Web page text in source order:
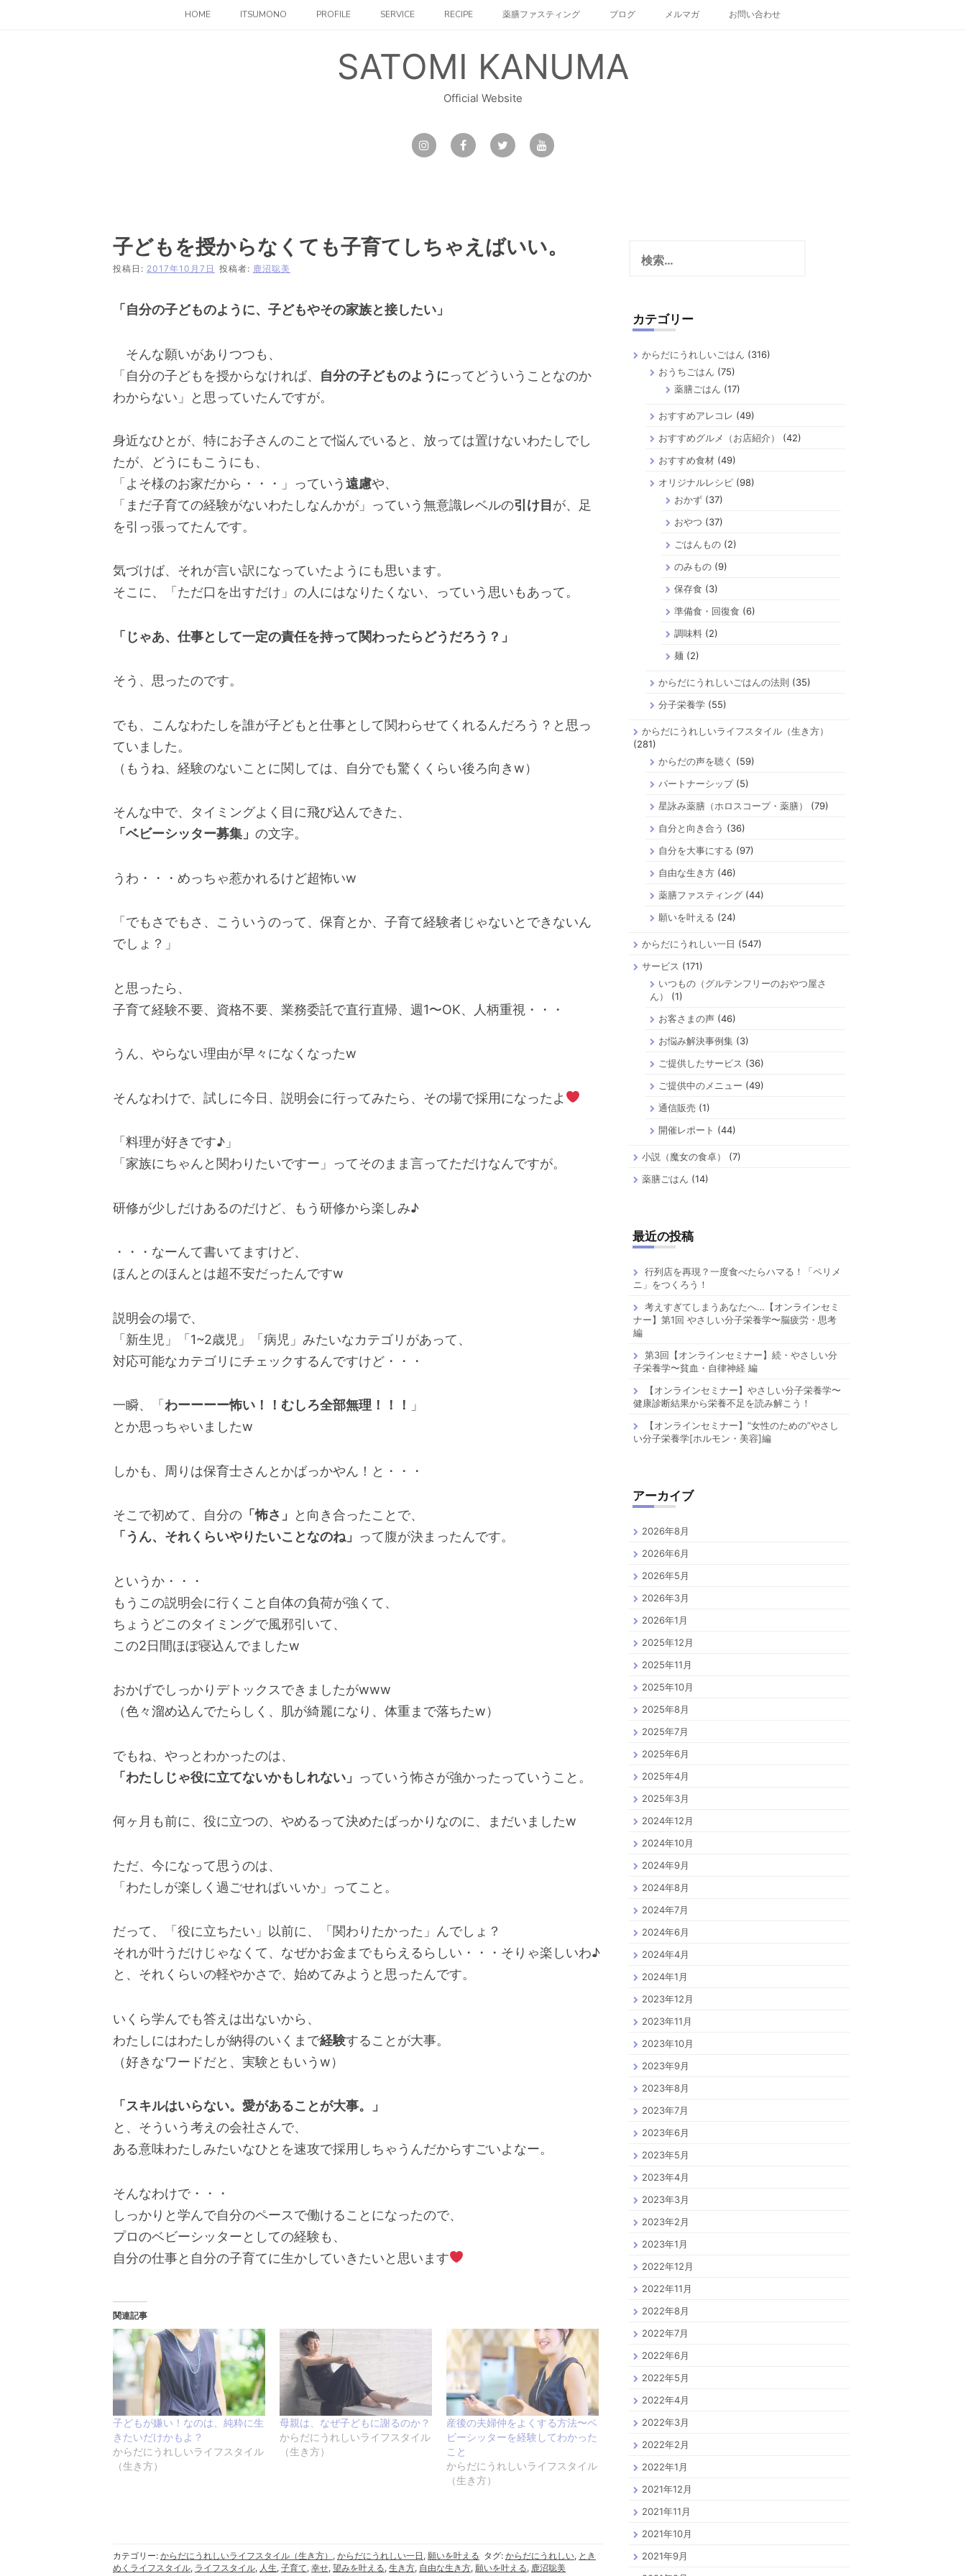
HOME ITSUMONO PROFILE SERVICE RECIPE 薬膳ファスティング ブログ メルマガ お問い合わせ
SATOMI KANUMA
Official Website
子どもを授からなくても子育てしちゃえばいい。
投稿日: 2017年10月7日 投稿者: 鹿沼聡美
「自分の子どものように、子どもやその家族と接したい」
そんな願いがありつつも、
「自分の子どもを授からなければ、 自分の子どものようにってどういうことなのか
わからない」と思っていたんですが。
身近なひとが、特にお子さんのことで悩んでいると、放っては置けないわたしでし
たが、どうにもこうにも、
「よそ様のお家だから・・・」っていう遠慮や、
「まだ子育ての経験がないわたしなんかが」っていう無意識レベルの引け目が、足
を引っ張ってたんです。
気づけば、それが言い訳になっていたようにも思います。
そこに、「ただ口を出すだけ」の人にはなりたくない、っていう思いもあって。
「じゃあ、仕事として一定の責任を持って関わったらどうだろう？」
そう、思ったのです。
でも、こんなわたしを誰が子どもと仕事として関わらせてくれるんだろう？と思っ
ていました。
（もうね、経験のないことに関しては、自分でも驚くくらい後ろ向きw）
そんな中で、タイミングよく目に飛び込んできた、
「ベビーシッター募集」 の文字。
うわ・・・めっちゃ惹かれるけど超怖いw
「でもさでもさ、こういうのって、保育とか、子育て経験者じゃないとできないん
でしょ？」
と思ったら、
子育て経験不要、資格不要、業務委託で直行直帰、週1〜OK、人柄重視・・・
うん、やらない理由が早々になくなったw
そんなわけで、試しに今日、説明会に行ってみたら、その場で採用になったよ
「料理が好きです♪」
「家族にちゃんと関わりたいですー」ってそのまま言ってただけなんですが。
研修が少しだけあるのだけど、もう研修から楽しみ♪
・・・なーんて書いてますけど、
ほんとのほんとは超不安だったんですw
説明会の場で、
「新生児」「1~2歳児」「病児」みたいなカテゴリがあって、
対応可能なカテゴリにチェックするんですけど・・・
一瞬、「 わーーーー怖い！！むしろ全部無理！！！
」
とか思っちゃいましたw
しかも、周りは保育士さんとかばっかやん！と・・・
そこで初めて、自分の 「怖さ」
と向き合ったことで、
「うん、それくらいやりたいことなのね」 って腹が決まったんです。
というか・・・
もうこの説明会に行くこと自体の負荷が強くて、
ちょうどこのタイミングで風邪引いて、
この2日間ほぼ寝込んでましたw
おかげでしっかりデトックスできましたがwww
（色々溜め込んでたらしく、肌が綺麗になり、体重まで落ちたw）
でもね、やっとわかったのは、
「わたしじゃ役に立てないかもしれない」 っていう怖さが強かったっていうこと。
何ヶ月も前に、役に立つの、やめるって決めたばっかりなのに、まだいましたw
ただ、今になって思うのは、
「わたしが楽しく過ごせればいいか」ってこと。
だって、「役に立ちたい」以前に、「関わりたかった」んでしょ？
それが叶うだけじゃなくて、なぜかお金までもらえるらしい・・・そりゃ楽しいわ♪
と、それくらいの軽やかさで、始めてみようと思ったんです。
いくら学んでも答えは出ないから、
わたしにはわたしが納得のいくまで経験することが大事。
（好きなワードだと、実験ともいうw）
「スキルはいらない。愛があることが大事。」
と、そういう考えの会社さんで、
ある意味わたしみたいなひとを速攻で採用しちゃうんだからすごいよなー。
そんなわけで・・・
しっかりと学んで自分のペースで働けることになったので、
プロのベビーシッターとしての経験も、
自分の仕事と自分の子育てに生かしていきたいと思います
関連記事
子どもが嫌い！なのは、純粋に生
きたいだけかもよ？
からだにうれしいライフスタイル
（生き方）
母親は、なぜ子どもに謝るのか？
からだにうれしいライフスタイル
（生き方）
産後の夫婦仲をよくする方法〜ベ
ビーシッターを経験してわかった
こと
からだにうれしいライフスタイル
（生き方）
カテゴリー: からだにうれしいライフスタイル（生き方） , からだにうれしい一日 , 願いを叶える タグ: からだにうれしい, とき
めくライフスタイル, ライフスタイル, 人生, 子育て, 幸せ, 望みを叶える, 生き方, 自由な生き方, 願いを叶える, 鹿沼聡美
索:
カテゴリー
からだにうれしいごはん (316)
おうちごはん (75)
薬膳ごはん (17)
おすすめアレコレ (49)
おすすめグルメ（お店紹介）
(42)
おすすめ食材(49)
オリジナルレシピ(98)
おかず(37)
おやつ (37)
ごはんもの(2)
のみもの(9)
保存食 (3)
準備食・回復食 (6)
調味料(2)
麺 (2)
からだにうれしいごはんの法則 (35)
分子栄養学(55)
からだにうれしいライフスタイル（生き方）
(281)
からだの声を聴く
(59)
パートナーシップ(5)
星詠み薬膳（ホロスコープ・薬膳）
(79)
自分と向き合う (36)
自分を大事にする (97)
自由な生き方(46)
薬膳ファスティング(44)
願いを叶える (24)
からだにうれしい一日 (547)
サービス (171)
いつもの（グルテンフリーのおやつ屋さ
ん）
(1)
お客さまの声(46)
お悩み解決事例集 (3)
ご提供したサービス (36)
ご提供中のメニュー (49)
通信販売 (1)
開催レポート (44)
小説（魔女の食卓）
(7)
薬膳ごはん (14)
最近の投稿
行列店を再現？一度食べたらハマる！「ペリメ
ニ」をつくろう！
考えすぎてしまうあなたへ…【オンラインセミ
ナー】第1回 やさしい分子栄養学〜脳疲労・思考
編
第3回【オンラインセミナー】続・やさしい分
子栄養学〜貧血・自律神経 編
【オンラインセミナー】やさしい分子栄養学〜
健康診断結果から栄養不足を読み解こう！
【オンラインセミナー】”女性のための”やさし
い分子栄養学[ホルモン・美容]編
アーカイブ
2026年8月
2026年6月
2026年5月
2026年3月
2026年1月
2025年12月
2025年11月
2025年10月
2025年8月
2025年7月
2025年6月
2025年4月
2025年3月
2024年12月
2024年10月
2024年9月
2024年8月
2024年7月
2024年6月
2024年4月
2024年1月
2023年12月
2023年11月
2023年10月
2023年9月
2023年8月
2023年7月
2023年6月
2023年5月
2023年4月
2023年3月
2023年2月
2023年1月
2022年12月
2022年11月
2022年8月
2022年7月
2022年6月
2022年5月
2022年4月
2022年3月
2022年2月
2022年1月
2021年12月
2021年11月
2021年10月
2021年9月